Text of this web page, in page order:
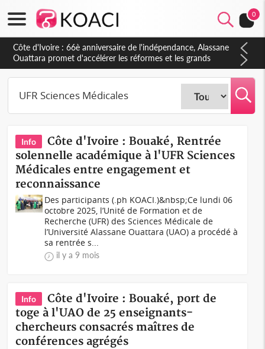
0
Côte d'Ivoire : 66è anniversaire de l'indépendance, Alassane
Ouattara promet d'accélérer les réformes et les grands
investissements pour une nation plus forte et plus prospère
Info
Côte d'Ivoire : Bouaké, Rentrée
solennelle académique à l'UFR Sciences
Médicales entre engagement et
reconnaissance
Des participants (.ph KOACI.)&nbsp;Ce lundi 06
octobre 2025, l’Unité de Formation et de
Recherche (UFR) des Sciences Médicale de
l’Université Alassane Ouattara (UAO) a procédé à
sa rentrée s...
il y a 9 mois
Info
Côte d'Ivoire : Bouaké, port de
toge à l'UAO de 25 enseignants-
chercheurs consacrés maîtres de
conférences agrégés